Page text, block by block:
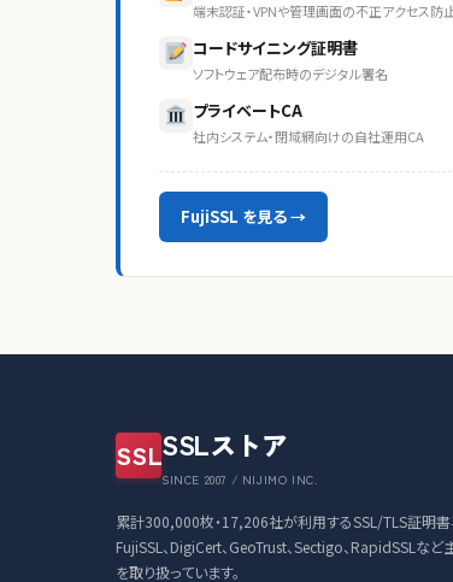
端末認証・VPNや管理画面の不正アクセス防
コードサイニング証明書
ソフトウェア配布時のデジタル署名
プライベートCA
社内システム・閉域網向けの自社運用CA
FujiSSL を見る →
SSLSSLストア
SINCE 2007 / NIJIMO INC.
累計300,000枚・17,206社が利用するSSL/TLS証明書
FujiSSL、DigiCert、GeoTrust、Sectigo、RapidSSLなど
を取り扱っています。